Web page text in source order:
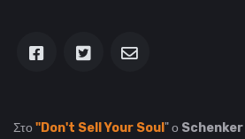
Στο "Don't Sell Your Soul " ο Schenker